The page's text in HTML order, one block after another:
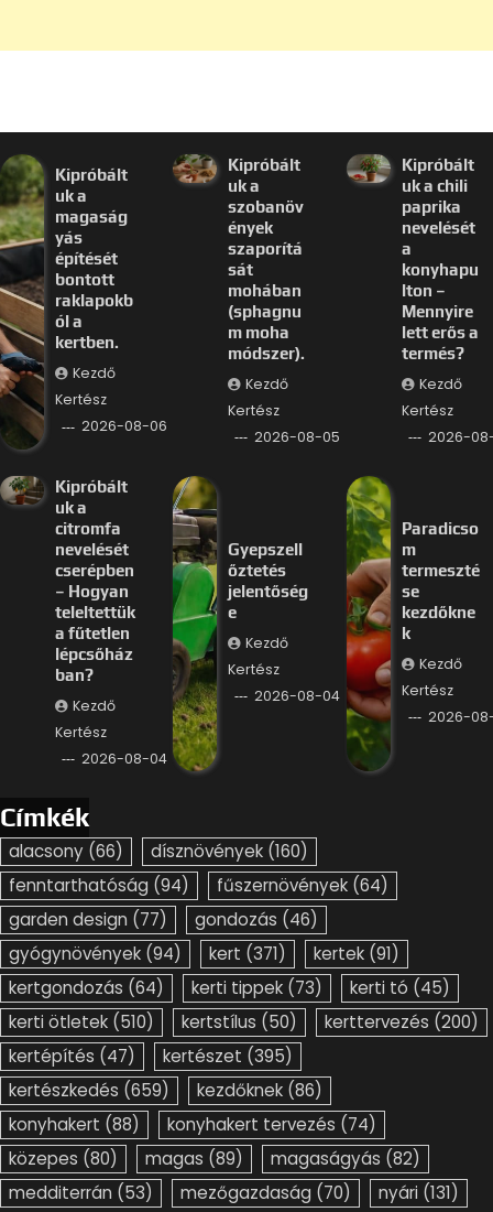
Kipróbált
uk a
magaság
yás
építését
bontott
raklapokb
ól a
kertben.
Kezdő
Kertész
2026-08-06
Kipróbált
uk a
szobanöv
ények
szaporítá
sát
mohában
(sphagnu
m moha
módszer).
Kezdő
Kertész
2026-08-05
Kipróbált
uk a chili
paprika
nevelését
a
konyhapu
lton –
Mennyire
lett erős a
termés?
Kezdő
Kertész
2026-
Kipróbált
uk a
citromfa
nevelését
cserépben
– Hogyan
teleltettük
a fűtetlen
lépcsőház
ban?
Kezdő
Kertész
2026-08-04
Gyepszell
őztetés
jelentőség
e
Kezdő
Kertész
2026-08-04
Paradicso
m
termeszté
se
kezdőkne
k
Kezdő
Kertész
2026-
Címkék
alacsony (66) dísznövények (160)
fenntarthatóság (94) fűszernövények (64)
garden design (77) gondozás (46)
gyógynövények (94) kert (371) kertek (91)
kertgondozás (64) kerti tippek (73) kerti tó (45)
kerti ötletek (510) kertstílus (50) kerttervezés (200)
kertépítés (47) kertészet (395)
kertészkedés (659) kezdőknek (86)
konyhakert (88) konyhakert tervezés (74)
közepes (80) magas (89) magaságyás (82)
medditerrán (53) mezőgazdaság (70) nyári (131)